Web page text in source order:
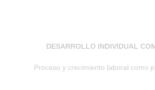
DESARROLLO INDIVIDUAL
Proceso y crecimiento laboral como